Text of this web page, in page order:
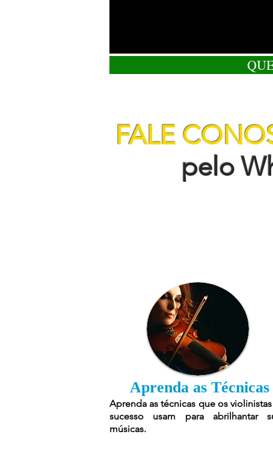
FALE
pelo
Aprenda as Técnicas
Aprenda as técnicas que os
sucesso usam para abrilhantar
músicas.